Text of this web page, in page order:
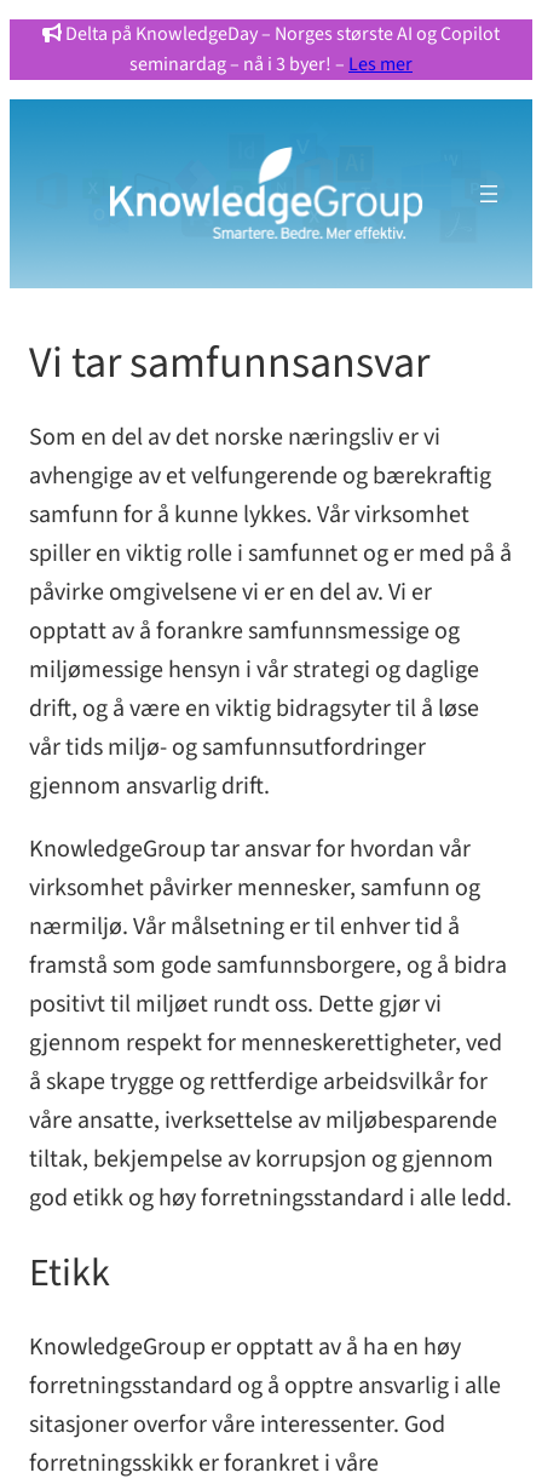
Delta på KnowledgeDay – Norges største AI og Copilot
seminardag – nå i 3 byer! – Les mer
Vi tar samfunnsansvar
Som en del av det norske næringsliv er vi
avhengige av et velfungerende og bærekraftig
samfunn for å kunne lykkes. Vår virksomhet
spiller en viktig rolle i samfunnet og er med på å
påvirke omgivelsene vi er en del av. Vi er
opptatt av å forankre samfunnsmessige og
miljømessige hensyn i vår strategi og daglige
drift, og å være en viktig bidragsyter til å løse
vår tids miljø- og samfunnsutfordringer
gjennom ansvarlig drift.
KnowledgeGroup tar ansvar for hvordan vår
virksomhet påvirker mennesker, samfunn og
nærmiljø. Vår målsetning er til enhver tid å
framstå som gode samfunnsborgere, og å bidra
positivt til miljøet rundt oss. Dette gjør vi
gjennom respekt for menneskerettigheter, ved
å skape trygge og rettferdige arbeidsvilkår for
våre ansatte, iverksettelse av miljøbesparende
tiltak, bekjempelse av korrupsjon og gjennom
god etikk og høy forretningsstandard i alle ledd.
Etikk
KnowledgeGroup er opptatt av å ha en høy
forretningsstandard og å opptre ansvarlig i alle
sitasjoner overfor våre interessenter. God
forretningsskikk er forankret i våre